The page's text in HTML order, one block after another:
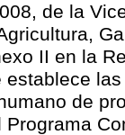
de la
II en la
establece
de